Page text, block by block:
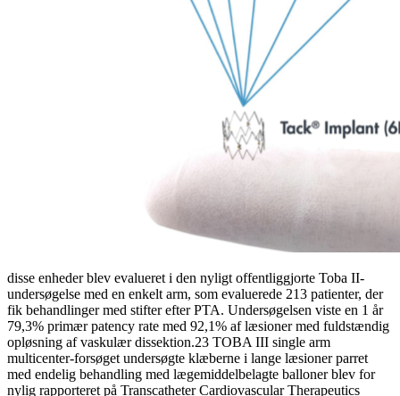
disse enheder blev evalueret i den nyligt offentliggjorte Toba II-
undersøgelse med en enkelt arm, som evaluerede 213 patienter, der
fik behandlinger med stifter efter PTA. Undersøgelsen viste en 1 år
79,3% primær patency rate med 92,1% af læsioner med fuldstændig
opløsning af vaskulær dissektion.23 TOBA III single arm
multicenter-forsøget undersøgte klæberne i lange læsioner parret
med endelig behandling med lægemiddelbelagte balloner blev for
nylig rapporteret på Transcatheter Cardiovascular Therapeutics